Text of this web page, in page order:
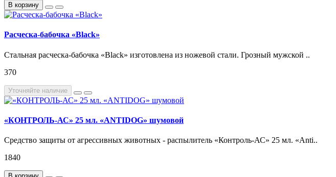
В корзину
Расческа-бабочка «Black»
Стальная расческа-бабочка «Black» изготовлена из ножевой стали. Грозный мужской ..
370
Уточняйте наличие
«КОНТРОЛЬ-АС» 25 мл. «ANTIDOG» шумовой
Средство защиты от агрессивных животных - распылитель «Контроль-АС» 25 мл. «Anti..
1840